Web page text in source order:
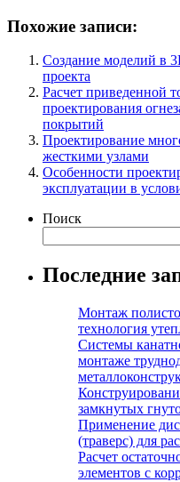
Похожие записи:
Создание моделий в
проекта
Расчет приведенной
проектирования
покрытий
Проектирование
жесткими узлами
Особенности
эксплуатации в
Поиск
Последние
Монтаж
технология
Системы
монтаже
замкнутых
Применение
(траверс) для
Расчет
элементов с